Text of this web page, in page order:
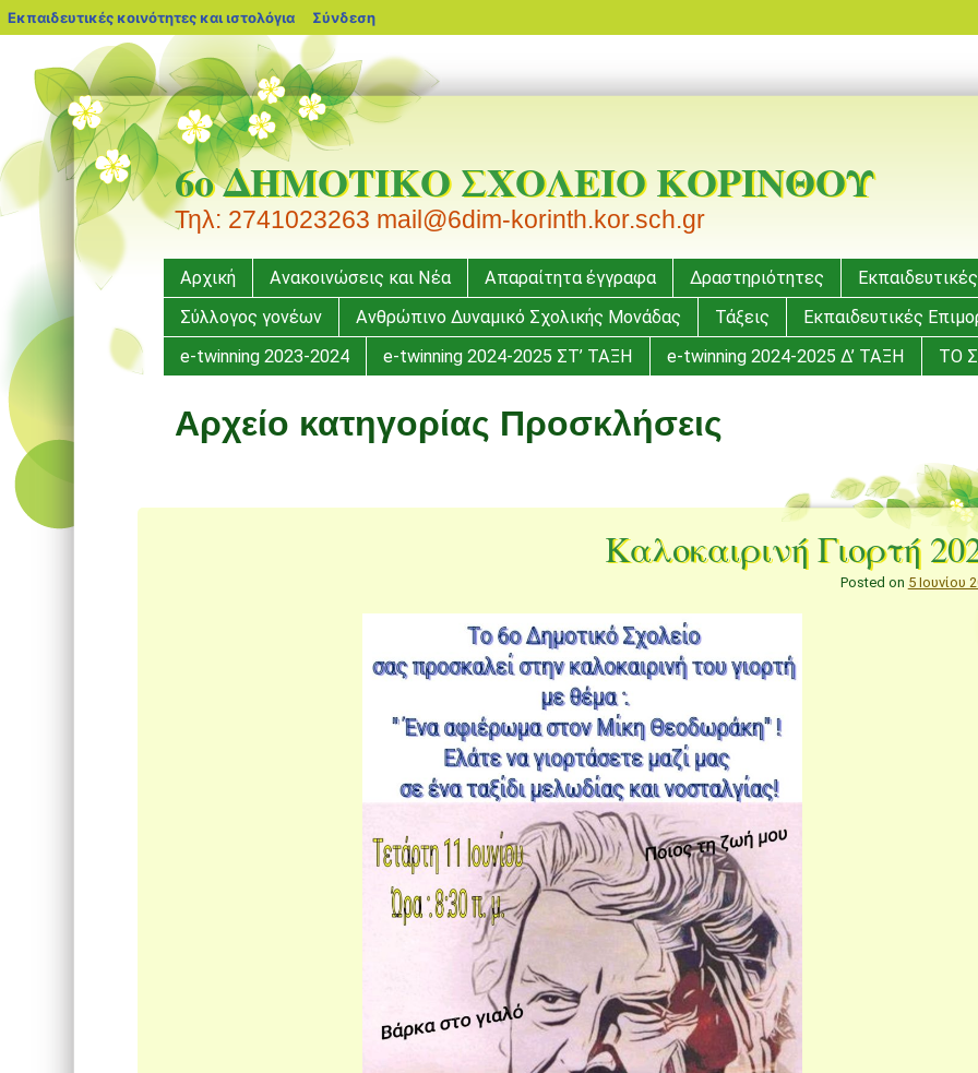
6ο ΔΗΜΟΤΙΚΟ ΣΧΟΛΕΙΟ ΚΟΡΙΝΘΟΥ
Τηλ: 2741023263 mail@6dim-korinth.kor.sch.gr
Μενού
Μετάβαση
σε
περιεχόμενο
Αρχική Ανακοινώσεις και Νέα Απαραίτητα έγγραφα Δραστηριότητες
Σύλλογος γονέων
Ανθρώπινο Δυναμικό Σχολικής Μονάδας Τάξεις
Εκπαιδευτικές
e-twinning 2023-2024
e-twinning 2024-2025 ΣΤ’ ΤΑΞΗ e-twinning 2024-2025 Δ’ ΤΑΞΗ ΤΟ
Αρχείο κατηγορίας Προσκλήσεις
Καλοκαιρινή Γιορτή
Posted on 5 Ιουνίου
Εκπαιδευτικές κοινότητες και ιστολόγια blogs.sch.gr
Σύνδεση